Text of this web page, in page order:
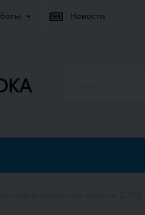
Новости